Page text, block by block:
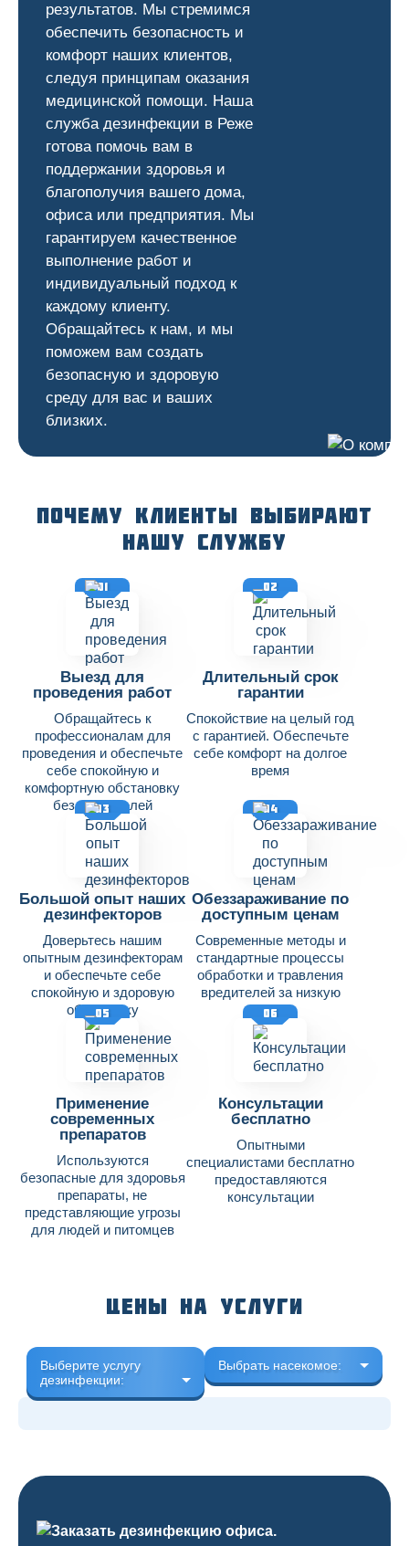
результатов. Мы стремимся
обеспечить безопасность и
комфорт наших клиентов,
следуя принципам оказания
медицинской помощи. Наша
служба дезинфекции в Реже
готова помочь вам в
поддержании здоровья и
благополучия вашего дома,
офиса или предприятия. Мы
гарантируем качественное
выполнение работ и
индивидуальный подход к
каждому клиенту.
Обращайтесь к нам, и мы
поможем вам создать
безопасную и здоровую
среду для вас и ваших
близких.
Почему клиенты выбирают
нашу службу
01
Выезд для
проведения работ
Обращайтесь к
профессионалам для
проведения и обеспечьте
себе спокойную и
комфортную обстановку
без вредителей
02
Длительный срок
гарантии
Спокойствие на целый год
с гарантией. Обеспечьте
себе комфорт на долгое
время
03
Большой опыт наших
дезинфекторов
Доверьтесь нашим
опытным дезинфекторам
и обеспечьте себе
спокойную и здоровую
обстановку
04
Обеззараживание по
доступным ценам
Современные методы и
стандартные процессы
обработки и травления
вредителей за низкую
цену
05
Применение
современных
препаратов
Используются
безопасные для здоровья
препараты, не
представляющие угрозы
для людей и питомцев
06
Консультации
бесплатно
Опытными
специалистами бесплатно
предоставляются
консультации
Цены на услуги
Выберите услугу
дезинфекции:
Выбрать насекомое: